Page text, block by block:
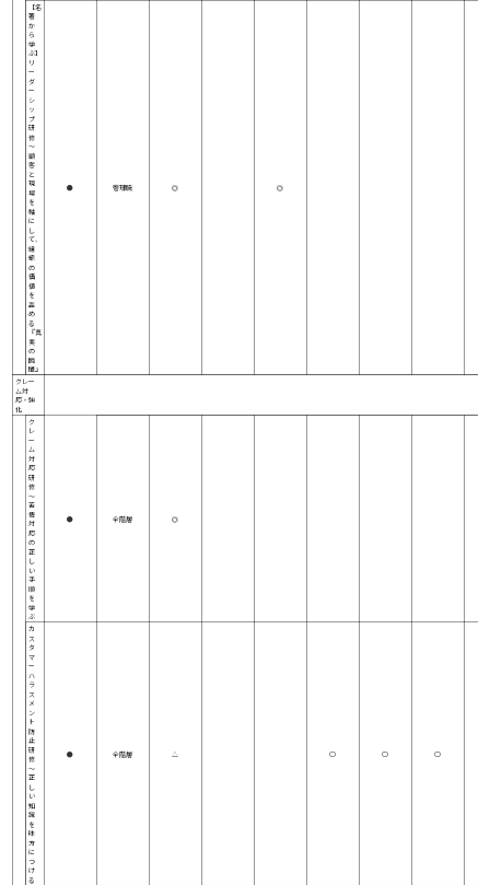
【名
著
か
ら
学
ぶ】
リ
ー
ダ
ー
シ
ッ
プ
研
修
～
顧
客
と
現
場
を
軸
に
し
て、
組
織
の
価
値
を
高
め
る
『真
実
の
瞬
間』
● 管理職 ◎ ◎
クレー
ム対
応・強
化
ク
レ
ー
ム
対
応
研
修
～
苦
情
対
応
の
正
し
い
手
順
を
学
ぶ
● 全階層 ◎
カ
ス
タ
マ
ー
ハ
ラ
ス
メ
ン
ト
防
止
研
修
～
正
し
い
知
識
を
味
方
に
つ
け
る
● 全階層 △ ○ ○ ○